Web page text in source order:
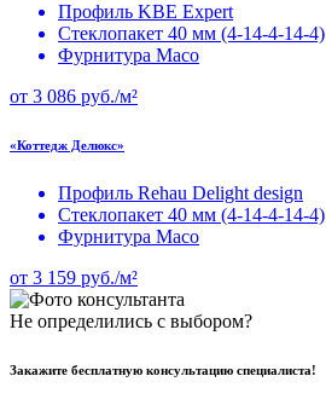
Профиль KBE Expert
Стеклопакет 40 мм (4-14-4-14-4)
Фурнитура Maco
от 3 086 руб./м²
«Коттедж Делюкс»
Профиль Rehau Delight design
Стеклопакет 40 мм (4-14-4-14-4)
Фурнитура Maco
от 3 159 руб./м²
Не определились с выбором?
Закажите бесплатную консультацию специалиста!